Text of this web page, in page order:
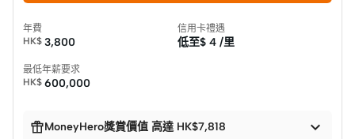
年費
HK$ 3,800
信用卡禮遇
低至$ 4 /里
最低年薪要求
HK$ 600,000
MoneyHero獎賞價值 高達 HK$7,818 